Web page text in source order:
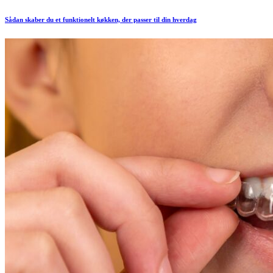
Sådan skaber du et funktionelt køkken, der passer til din hverdag